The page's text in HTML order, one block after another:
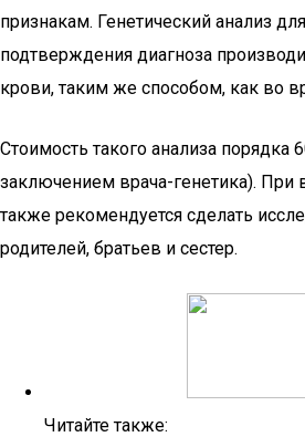
признакам. Генетический анализ
подтверждения диагноза
крови, таким же способом, как во
Стоимость такого анализа порядка
заключением врача-генетика). При
также рекомендуется сделать
родителей, братьев и сестер.
Читайте также: